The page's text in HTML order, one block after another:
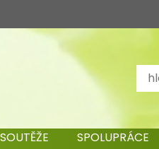
SOUTĚŽE SPOLUPRÁCE